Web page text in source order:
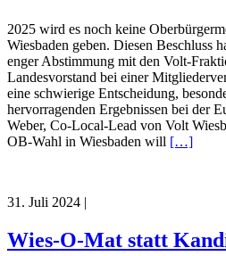
2025 wird es noch keine
Wiesbaden geben. Diesen Beschluss
enger Abstimmung mit den Volt-
Landesvorstand bei einer
eine schwierige Entscheidung,
hervorragenden Ergebnissen bei der
Weber, Co-Local-Lead von Volt
OB-Wahl in Wiesbaden will […]
31. Juli 2024 |
Wies-O-Mat statt